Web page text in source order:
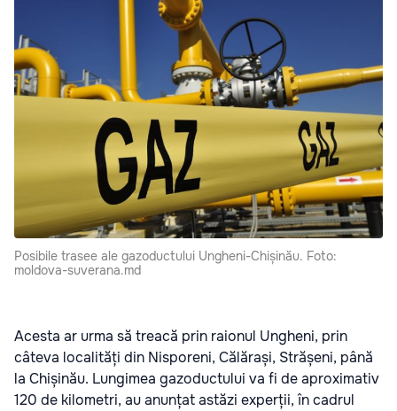
Posibile trasee ale gazoductului Ungheni-Chișinău. Foto:
moldova-suverana.md
Acesta ar urma să treacă prin raionul Ungheni, prin
câteva localități din Nisporeni, Călărași, Strășeni, până
la Chișinău. Lungimea gazoductului va fi de aproximativ
120 de kilometri, au anunțat astăzi experții, în cadrul